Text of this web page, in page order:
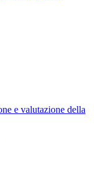
e valutazione della